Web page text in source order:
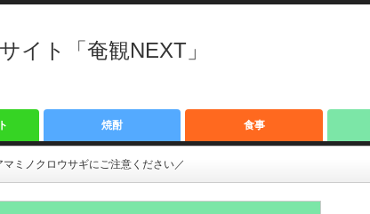
イト「奄観NEXT」
焼酎 食事
マミノクロウサギにご注意ください／